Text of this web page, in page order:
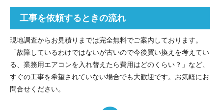
工事を依頼するときの流れ
現地調査からお見積りまでは完全無料でご案内しております。
「故障しているわけではないが古いので今後買い換えを考えてい
る、業務用エアコンを入れ替えたら費用はどのくらい？」など、
すぐの工事を希望されていない場合でも大歓迎です。お気軽にお
問合せください。